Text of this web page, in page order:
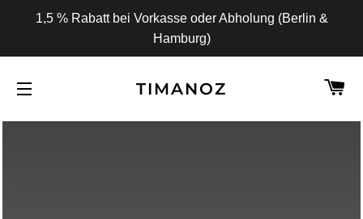
1,5 % Rabatt bei Vorkasse oder Abholung (Berlin &
Hamburg)
TIMANOZ